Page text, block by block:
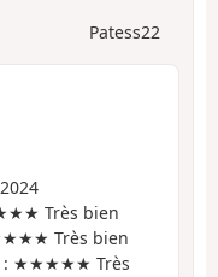
Patess22
Très bien
Très bien
: ★★★★★ Très